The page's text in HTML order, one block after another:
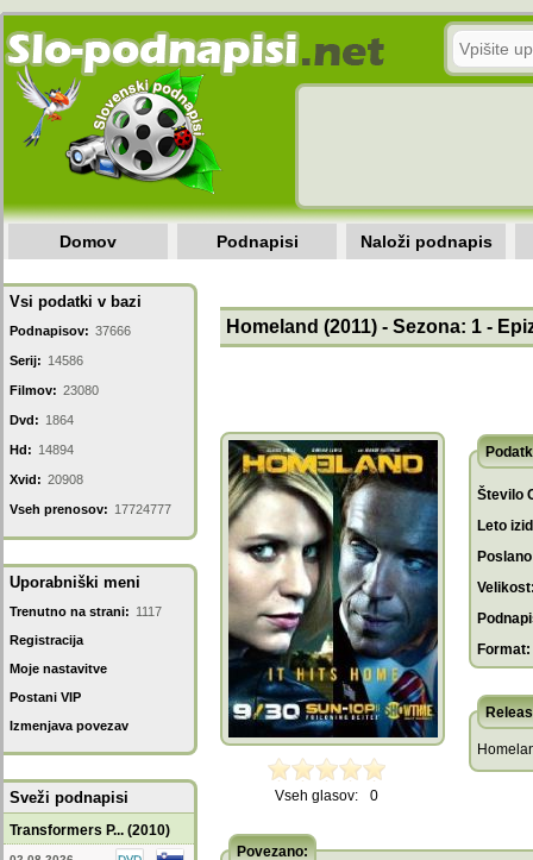
Domov Podnapisi Naloži podnapis
Vsi podatki v bazi
Podnapisov: 37666
Serij: 14586
Filmov: 23080
Dvd: 1864
Hd: 14894
Xvid: 20908
Vseh prenosov: 17724777
Uporabniški meni
Trenutno na strani: 1117
Registracija
Moje nastavitve
Postani VIP
Izmenjava povezav
Sveži podnapisi
Transformers P... (2010)
Homeland (2011) - Sezona: 1 -
Vseh glasov: 0
Število
Leto
Format:
Povezano: